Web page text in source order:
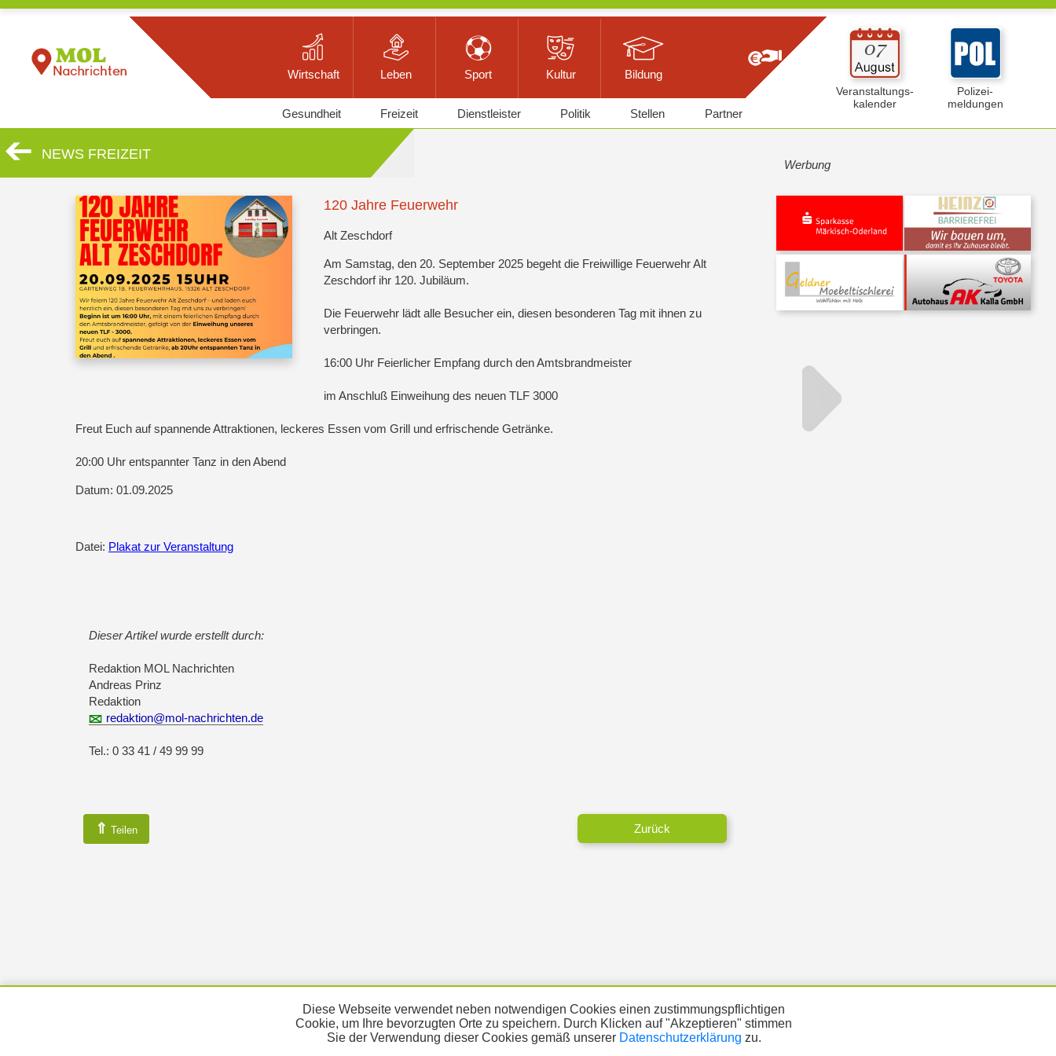
Wirtschaft Leben Sport Kultur Bildung
Veranstaltungs-
kalender
Polizei-
meldungen
Gesundheit Freizeit Dienstleister Politik Stellen Partner
NEWS FREIZEIT
120 Jahre Feuerwehr
Alt Zeschdorf
Am Samstag, den 20. September 2025 begeht die Freiwillige Feuerwehr Alt
Zeschdorf ihr 120. Jubiläum.
Die Feuerwehr lädt alle Besucher ein, diesen besonderen Tag mit ihnen zu
verbringen.
16:00 Uhr Feierlicher Empfang durch den Amtsbrandmeister
im Anschluß Einweihung des neuen TLF 3000
Freut Euch auf spannende Attraktionen, leckeres Essen vom Grill und erfrischende Getränke.
20:00 Uhr entspannter Tanz in den Abend
Datum: 01.09.2025
Datei: Plakat zur Veranstaltung
Dieser Artikel wurde erstellt durch:
Redaktion MOL Nachrichten
Andreas Prinz
Redaktion
redaktion@mol-nachrichten.de
Tel.: 0 33 41 / 49 99 99
⇑ Teilen Zurück
Werbung
Diese Webseite verwendet neben notwendigen Cookies einen zustimmungspflichtigen
Cookie, um Ihre bevorzugten Orte zu speichern. Durch Klicken auf "Akzeptieren" stimmen
Sie der Verwendung dieser Cookies gemäß unserer Datenschutzerklärung zu.